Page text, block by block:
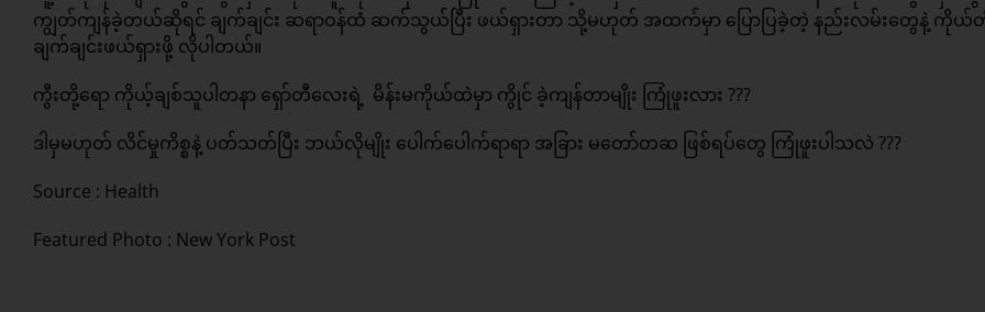
ကျွတ်ကျန်ခဲ့တယ်ဆိုရင် ချက်ချင်း ဆရာဝန်ထံ ဆက်သွယ်ပြီး ဖယ်ရှားတာ သို့မဟုတ် အထက်မှာ ပြောပြခဲ့တဲ့ နည်းလမ်းတွေနဲ့ ကိုယ်
ချက်ချင်းဖယ်ရှားဖို့ လိုပါတယ်။
ကွီးတို့ရော ကိုယ့်ချစ်သူပါတနာ ရှော်တီလေးရဲ့ မိန်းမကိုယ်ထဲမှာ ကွိုင် ခဲ့ကျန်တာမျိုး ကြုံဖူးလား ???
ဒါမှမဟုတ် လိင်မှုကိစ္စနဲ့ ပတ်သတ်ပြီး ဘယ်လိုမျိုး ပေါက်ပေါက်ရာရာ အခြား မတော်တဆ ဖြစ်ရပ်တွေ ကြုံဖူးပါသလဲ ???
Source : Health
Featured Photo : New York Post